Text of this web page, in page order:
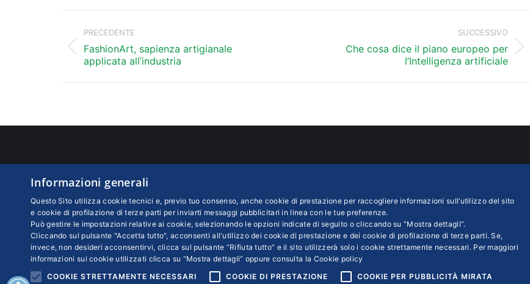
post
PRECEDENTE
Post
precedente:
FashionArt, sapienza artigianale
applicata all’industria
SUCCESSIVO
ProssimoChe cosa dice il piano europeo per
l’Intelligenza artificiale
Rivista cartacea
Centro abbonamenti
Ci puoi trovare su:
Facebook
page
X
page
YouTube
page
Viale Pasteur n. 6 00144 ROMA
Partita iva 01007261009
Codice Fiscale 01569530585
N. REA: RM - 6655
Privacy
Coordinate Bancarie
Informazioni generali
Questo Sito utilizza cookie tecnici e, previo tuo consenso, anche cookie di prestazione per raccogliere informazioni sull’utilizzo del sito
e cookie di profilazione di terze parti per inviarti messaggi pubblicitari in linea con le tue preferenze.
Può gestire le impostazioni relative ai cookie, selezionando le opzioni indicate di seguito o cliccando su “Mostra dettagli”.
Cliccando sul pulsante "Accetta tutto", acconsenti all'utilizzo dei cookie di prestazione e dei cookie di profilazione di terze parti. Se,
invece, non desideri acconsentirvi, clicca sul pulsante “Rifiuta tutto” e il sito utilizzerà solo i cookie strettamente necessari. Per maggiori
informazioni sui cookie utilizzati clicca su “Mostra dettagli” oppure consulta la Cookie policy
COOKIE STRETTAMENTE NECESSARI
COOKIE DI PRESTAZIONE COOKIE PER PUBBLICITÀ MIRATA